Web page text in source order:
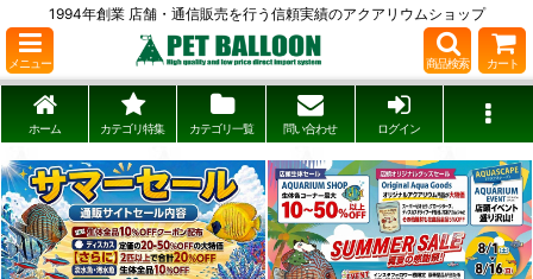
1994年創業 店舗・通信販売を行う信頼実績のアクアリウムショップ
メニュー 商品検索 カート
ホーム カテゴリ特集 カテゴリ一覧 問い合わせ ログイン